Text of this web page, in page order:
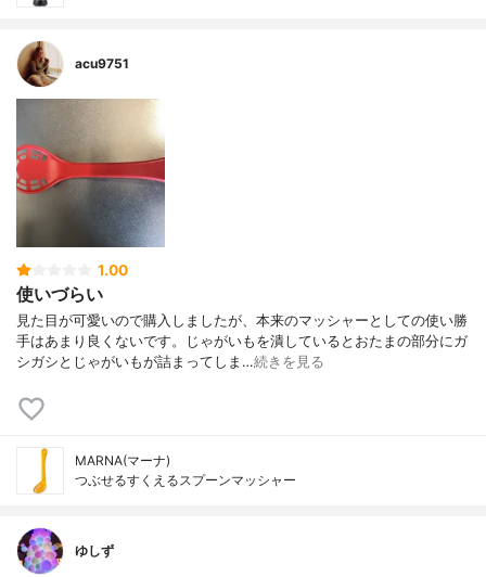
acu9751
1.00
使いづらい
見た目が可愛いので購入しましたが、本来のマッシャーとしての使い勝
手はあまり良くないです。じゃがいもを潰しているとおたまの部分にガ
シガシとじゃがいもが詰まってしま…続きを見る
MARNA(マーナ)
つぶせるすくえるスプーンマッシャー
ゆしず